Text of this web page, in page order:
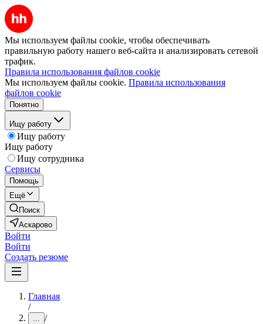
Мы используем файлы cookie, чтобы обеспечивать
правильную работу нашего веб-сайта и анализировать сетевой
трафик.
Правила использования файлов cookie
Мы используем файлы cookie. Правила использования
файлов cookie
Понятно
Ищу работу
Ищу работу
Ищу работу
Ищу сотрудника
Сервисы
Помощь
Ещё
Поиск
Аскарово
Войти
Войти
Создать резюме
Главная
/
... /